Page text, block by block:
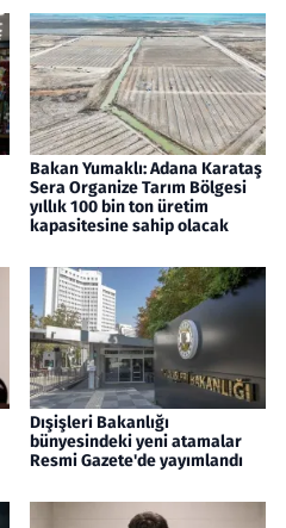
Bakan Yumaklı: Adana Karataş
Sera Organize Tarım Bölgesi
yıllık 100 bin ton üretim
kapasitesine sahip olacak
Dışişleri Bakanlığı
bünyesindeki yeni atamalar
Resmi Gazete'de yayımlandı